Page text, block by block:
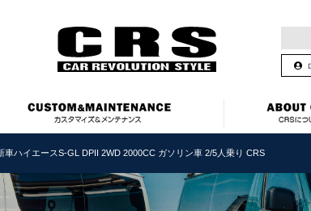
車ハイエースS-GL DPII 2WD 2000CC ガソリン車 2/5人乗り CRS